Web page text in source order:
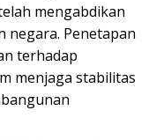
mengabdikan
negara. Penetapan
terhadap
menjaga stabilitas